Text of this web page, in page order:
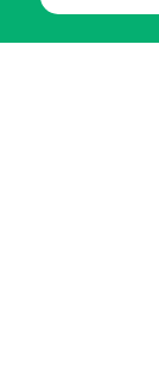
오픈애즈란 공지
뉴스레터
광고안